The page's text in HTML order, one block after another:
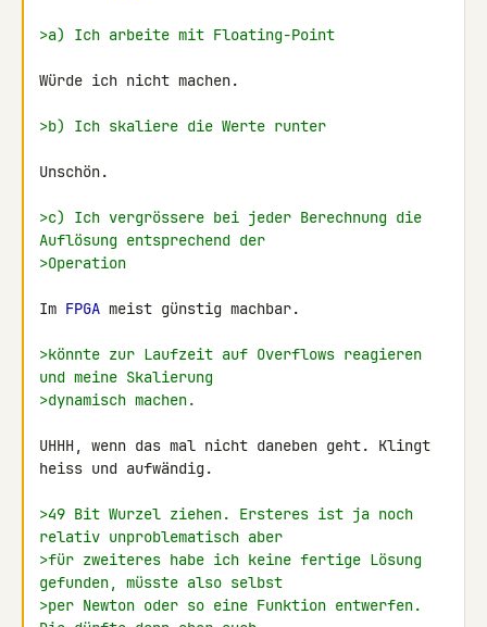
>a) Ich arbeite mit Floating-Point
Würde ich nicht machen.
>b) Ich skaliere die Werte runter
Unschön.
>c) Ich vergrössere bei jeder Berechnung die
Auflösung entsprechend der
>Operation
Im FPGA meist günstig machbar.
>könnte zur Laufzeit auf Overflows reagieren
und meine Skalierung
>dynamisch machen.
UHHH, wenn das mal nicht daneben geht. Klingt
heiss und aufwändig.
>49 Bit Wurzel ziehen. Ersteres ist ja noch
relativ unproblematisch aber
>für zweiteres habe ich keine fertige Lösung
gefunden, müsste also selbst
>per Newton oder so eine Funktion entwerfen.